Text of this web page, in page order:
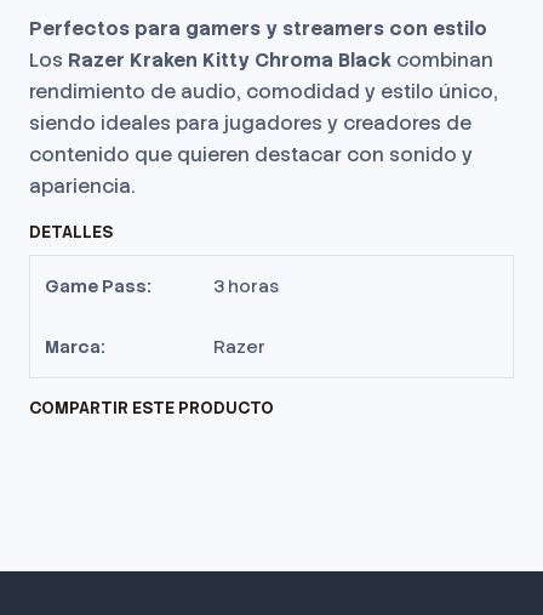
Perfectos para gamers y streamers con estilo
Los Razer Kraken Kitty Chroma Black combinan
rendimiento de audio, comodidad y estilo único,
siendo ideales para jugadores y creadores de
contenido que quieren destacar con sonido y
apariencia.
DETALLES
Game Pass: 3 horas
Marca: Razer
COMPARTIR ESTE PRODUCTO